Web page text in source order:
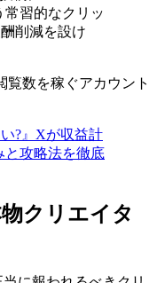
常習的なクリッ
削減を設け
覧数を稼ぐアカウント
?』Xが収益計
と攻略法を徹底
クリエイタ